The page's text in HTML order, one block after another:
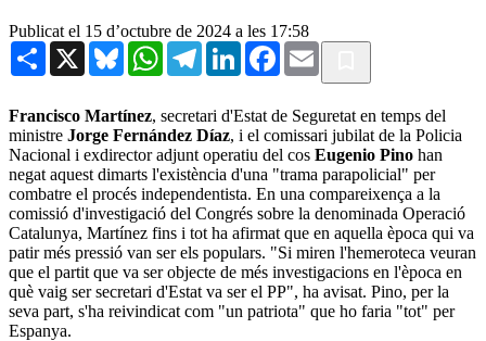
Publicat el 15 d’octubre de 2024 a les 17:58
Share X BlueskyWhatsAppTelegramLinkedInFacebook
Email
Francisco Martínez, secretari d'Estat de Seguretat en temps del
ministre Jorge Fernández Díaz, i el comissari jubilat de la Policia
Nacional i exdirector adjunt operatiu del cos Eugenio Pino han
negat aquest dimarts l'existència d'una "trama parapolicial" per
combatre el procés independentista. En una compareixença a la
comissió d'investigació del Congrés sobre la denominada Operació
Catalunya, Martínez fins i tot ha afirmat que en aquella època qui va
patir més pressió van ser els populars. "Si miren l'hemeroteca veuran
que el partit que va ser objecte de més investigacions en l'època en
què vaig ser secretari d'Estat va ser el PP", ha avisat. Pino, per la
seva part, s'ha reivindicat com "un patriota" que ho faria "tot" per
Espanya.